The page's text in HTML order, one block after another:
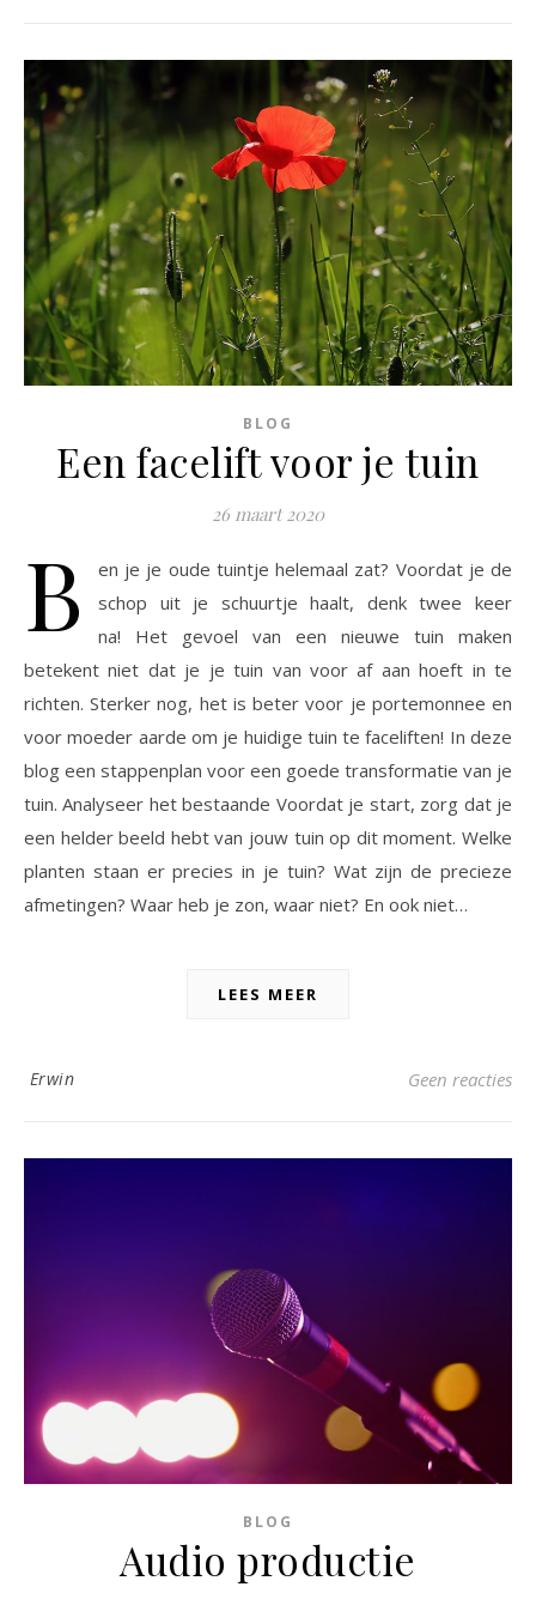
BLOG
Een facelift voor je tuin
26 maart 2020
B
en je je oude tuintje helemaal zat? Voordat je de
schop uit je schuurtje haalt, denk twee keer
na! Het gevoel van een nieuwe tuin maken
betekent niet dat je je tuin van voor af aan hoeft in te
richten. Sterker nog, het is beter voor je portemonnee en
voor moeder aarde om je huidige tuin te faceliften! In deze
blog een stappenplan voor een goede transformatie van je
tuin. Analyseer het bestaande Voordat je start, zorg dat je
een helder beeld hebt van jouw tuin op dit moment. Welke
planten staan er precies in je tuin? Wat zijn de precieze
afmetingen? Waar heb je zon, waar niet? En ook niet…
LEES MEER
Erwin Geen reacties
BLOG
Audio productie